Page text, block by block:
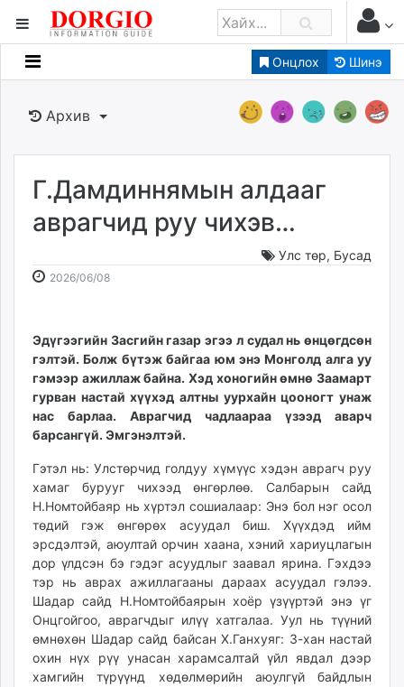
Онцлох Шинэ
Мэдээллийн
Банк санхүү
Бизнес ААН
Төрийн
Нийслэлийн
Gogo.mn
zindaa.mn
Baabar.mn
tovch.mn
ikon.mn
mnb.mn
Livetv.mn
Eguur.mn
24tsag.mn
shuud.mn
eagle.mn
ergelt.mn
zarig.mn
today.mn
zuv.mn
mminfo.mn
Архив
Г.Дамдиннямын алдааг
аврагчид руу чихэв…
Улс төр, Бусад
2026/06/082026-
13:22:47
2026-
18:57:52
Эдүгээгийн Засгийн газар эгээ л судал нь өнцөгдсөн
гэлтэй. Болж бүтэж байгаа юм энэ Монголд алга уу
гэмээр ажиллаж байна. Хэд хоногийн өмнө Заамарт
гурван настай хүүхэд алтны уурхайн цооногт унаж
нас барлаа. Аврагчид чадлаараа үзээд аварч
барсангүй. Эмгэнэлтэй.
Гэтэл нь: Улстөрчид голдуу хүмүүс хэдэн аврагч руу
хамаг бурууг чихээд өнгөрлөө. Салбарын сайд
Н.Номтойбаяр нь хүртэл сошиалаар: Энэ бол нэг осол
төдий гэж өнгөрөх асуудал биш. Хүүхдэд ийм
эрсдэлтэй, аюултай орчин хаана, хэний хариуцлагын
дор үлдсэн бэ гэдэг асуудлыг заавал ярина. Гэхдээ
тэр нь аврах ажиллагааны дараах асуудал гэлээ.
Шадар сайд Н.Номтойбаярын хоёр үзүүртэй энэ үг
Онцгойгоо, аврагчдыг илүү хатгалаа. Уул нь түүний
өмнөхөн Шадар сайд байсан Х.Ганхуяг: 3-хан настай
охин нүх рүү унасан харамсалтай үйл явдал дээр
хамгийн түрүүнд хөдөлмөрийн аюулгүй байдлын